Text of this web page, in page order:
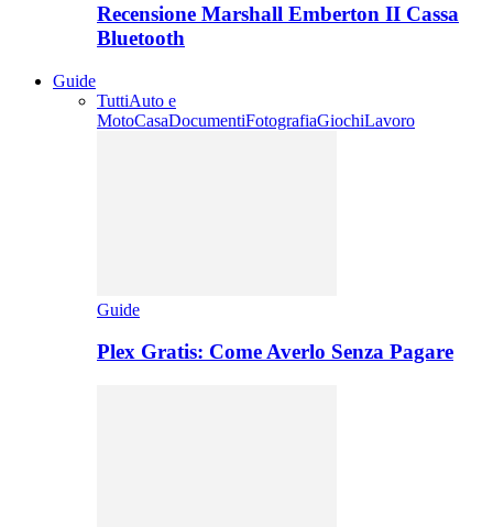
Recensione Marshall Emberton II Cassa
Bluetooth
Guide
TuttiAuto e
MotoCasaDocumentiFotografiaGiochiLavoro
Guide
Plex Gratis: Come Averlo Senza Pagare